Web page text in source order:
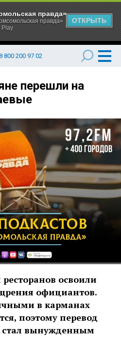
800 200 97 02
перешли на
освоили
официантов.
в карманах
поэтому перевод
стал вынужденным
правда»
правда»
Play
ОТКРЫТЬ